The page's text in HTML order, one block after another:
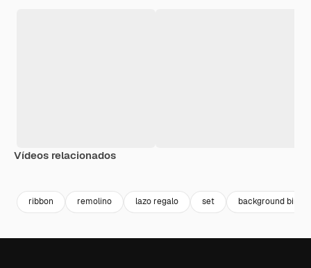
Vídeos relacionados
ribbon remolino lazo regalo set background